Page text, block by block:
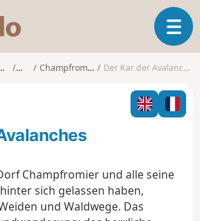
s
o
T
o
l
n
g
Ain Champfromier Der Kar der Avalanches
Champfromier und alle seine
sich gelassen haben,
und Waldwege. Das